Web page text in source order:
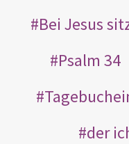
Bei Jesus
Psalm 34
der